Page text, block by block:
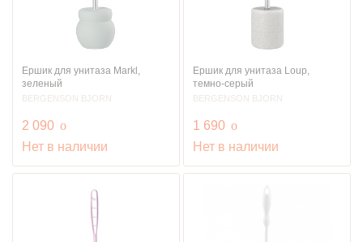
Ершик для унитаза Markl,
зеленый
BERGENSON BJORN
2 090 руб.
o
Нет в наличии
Ершик для унитаза Loup,
темно-серый
BERGENSON BJORN
1 690 руб.
o
Нет в наличии